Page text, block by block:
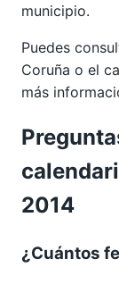
municipio.
Puedes
Coruña o el
más
2014
¿Cuántos